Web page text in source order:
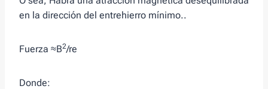
en la dirección del entrehierro mínimo..
Fuerza ≈B2/re
Donde: